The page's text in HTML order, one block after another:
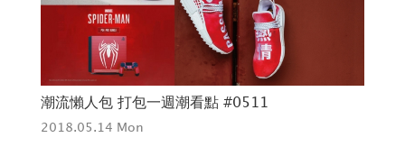
潮流懶人包 打包一週潮看點 #0511
2018.05.14 Mon